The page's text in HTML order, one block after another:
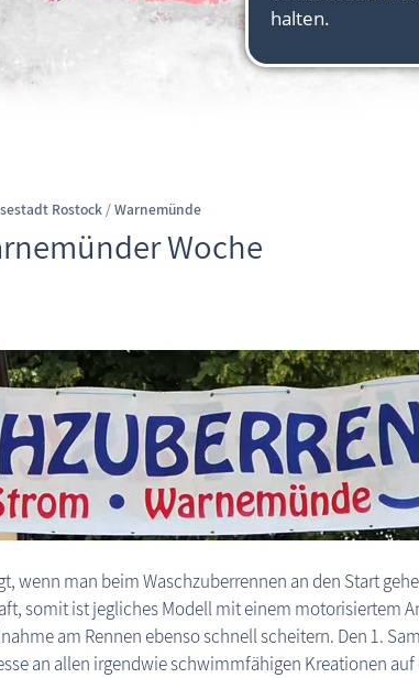
Rostock /Warnemünde
Woche
wenn man beim Waschzuberrennen an den Start
somit ist jegliches Modell mit einem motorisiertem
am Rennen ebenso schnell scheitern. Den 1.
an allen irgendwie schwimmfähigen Kreationen